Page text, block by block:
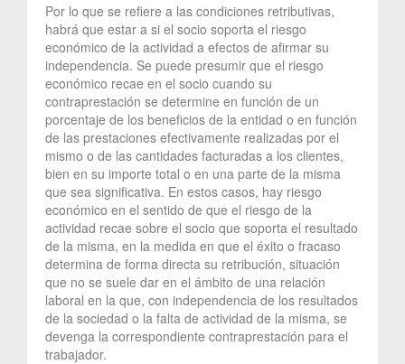
Por lo que se refiere a las condiciones retributivas,
habrá que estar a si el socio soporta el riesgo
económico de la actividad a efectos de afirmar su
independencia. Se puede presumir que el riesgo
económico recae en el socio cuando su
contraprestación se determine en función de un
porcentaje de los beneficios de la entidad o en función
de las prestaciones efectivamente realizadas por el
mismo o de las cantidades facturadas a los clientes,
bien en su importe total o en una parte de la misma
que sea significativa. En estos casos, hay riesgo
económico en el sentido de que el riesgo de la
actividad recae sobre el socio que soporta el resultado
de la misma, en la medida en que el éxito o fracaso
determina de forma directa su retribución, situación
que no se suele dar en el ámbito de una relación
laboral en la que, con independencia de los resultados
de la sociedad o la falta de actividad de la misma, se
devenga la correspondiente contraprestación para el
trabajador.